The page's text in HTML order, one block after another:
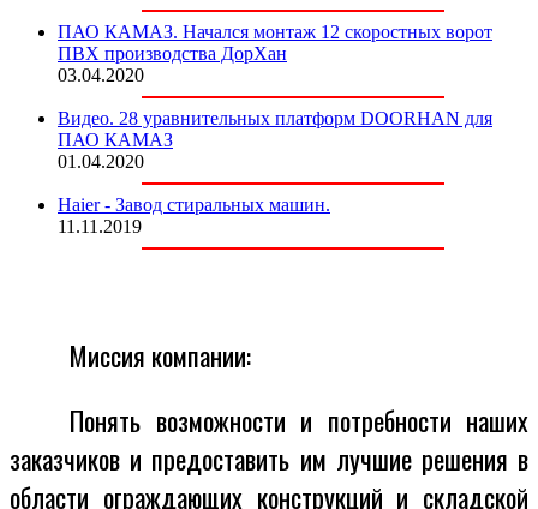
ПАО КАМАЗ. Начался монтаж 12 скоростных ворот
ПВХ производства ДорХан
03.04.2020
Видео. 28 уравнительных платформ DOORHAN для
ПАО КАМАЗ
01.04.2020
Haier - Завод стиральных машин.
11.11.2019
Миссия компании:
Понять возможности и потребности наших
заказчиков и предоставить им лучшие решения в
области ограждающих конструкций и складской